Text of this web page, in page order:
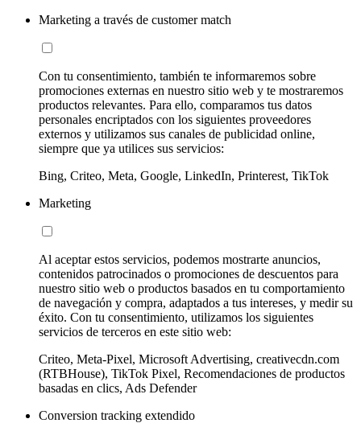
Marketing a través de customer match
Con tu consentimiento, también te informaremos sobre
promociones externas en nuestro sitio web y te mostraremos
productos relevantes. Para ello, comparamos tus datos
personales encriptados con los siguientes proveedores
externos y utilizamos sus canales de publicidad online,
siempre que ya utilices sus servicios:
Bing, Criteo, Meta, Google, LinkedIn, Printerest, TikTok
Marketing
Al aceptar estos servicios, podemos mostrarte anuncios,
contenidos patrocinados o promociones de descuentos para
nuestro sitio web o productos basados en tu comportamiento
de navegación y compra, adaptados a tus intereses, y medir su
éxito. Con tu consentimiento, utilizamos los siguientes
servicios de terceros en este sitio web:
Criteo, Meta-Pixel, Microsoft Advertising, creativecdn.com
(RTBHouse), TikTok Pixel, Recomendaciones de productos
basadas en clics, Ads Defender
Conversion tracking extendido